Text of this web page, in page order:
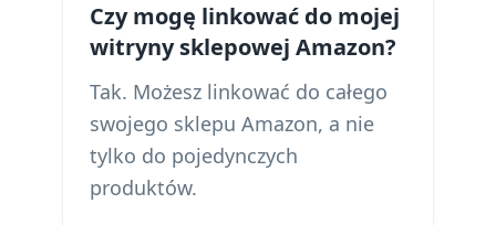
Czy mogę linkować do mojej
witryny sklepowej Amazon?
Tak. Możesz linkować do całego
swojego sklepu Amazon, a nie
tylko do pojedynczych
produktów.